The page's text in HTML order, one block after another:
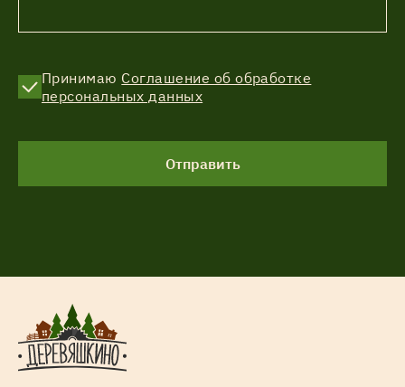
Принимаю Соглашение об обработке
персональных данных
Отправить